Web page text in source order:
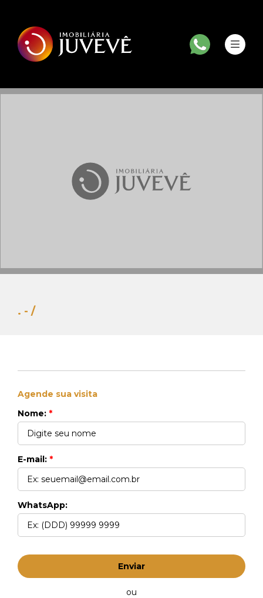
Whats Venda
. - /
Agende sua visita
Nome: *
E-mail: *
WhatsApp:
Enviar
ou